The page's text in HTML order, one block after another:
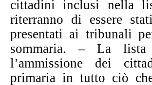
cittadini inclusi nella
riterranno di essere
presentati ai tribunali
sommaria. – La lista
l’ammissione dei
primaria in tutto ciò